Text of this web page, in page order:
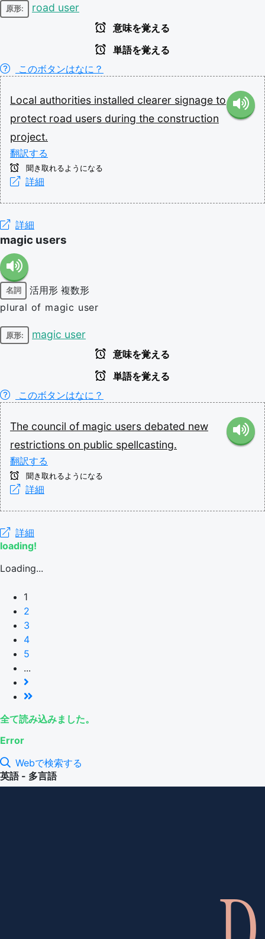
原形: road user
意味を覚える
単語を覚える
このボタンはなに？
Local authorities installed clearer signage to
protect road users during the construction
project.
翻訳する
聞き取れるようになる
詳細
詳細
magic users
名詞 活用形 複数形
plural of magic user
原形: magic user
意味を覚える
単語を覚える
このボタンはなに？
The council of magic users debated new
restrictions on public spellcasting.
翻訳する
聞き取れるようになる
詳細
詳細
loading!
Loading...
1
2
3
4
5
...
全て読み込みました。
Error
Webで検索する
英語 - 多言語